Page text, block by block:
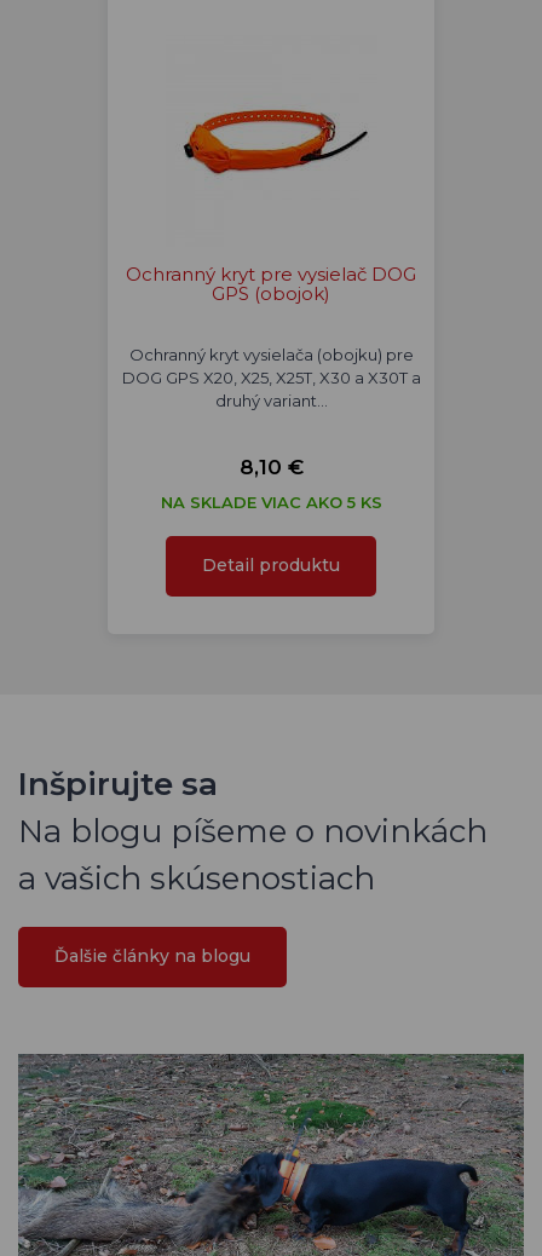
Ochranný kryt pre vysielač DOG
GPS (obojok)
Ochranný kryt vysielača (obojku) pre
DOG GPS X20, X25, X25T, X30 a X30T a
druhý variant…
8,10 €
NA SKLADE VIAC AKO 5 KS
Detail produktu
Inšpirujte sa
Na blogu píšeme o novinkách
a vašich skúsenostiach
Ďalšie články na blogu